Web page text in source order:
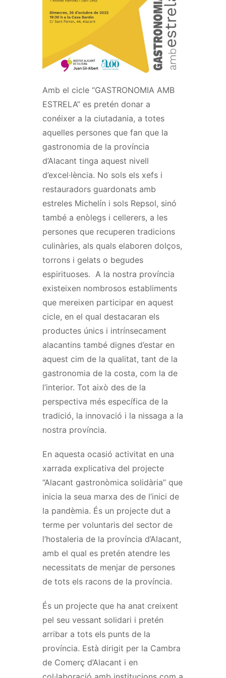
Amb el cicle “GASTRONOMIA AMB
ESTRELA” es pretén donar a
conéixer a la ciutadania, a totes
aquelles persones que fan que la
gastronomia de la província
d’Alacant tinga aquest nivell
d’excel·lència. No sols els xefs i
restauradors guardonats amb
estreles Michelín i sols Repsol, sinó
també a enòlegs i cellerers, a les
persones que recuperen tradicions
culinàries, als quals elaboren dolços,
torrons i gelats o begudes
espirituoses. A la nostra província
existeixen nombrosos establiments
que mereixen participar en aquest
cicle, en el qual destacaran els
productes únics i intrínsecament
alacantins també dignes d’estar en
aquest cim de la qualitat, tant de la
gastronomia de la costa, com la de
l’interior. Tot això des de la
perspectiva més específica de la
tradició, la innovació i la nissaga a la
nostra província.
En aquesta ocasió activitat en una
xarrada explicativa del projecte
“Alacant gastronòmica solidària” que
inicia la seua marxa des de l’inici de
la pandèmia. És un projecte dut a
terme per voluntaris del sector de
l’hostaleria de la província d’Alacant,
amb el qual es pretén atendre les
necessitats de menjar de persones
de tots els racons de la província.
És un projecte que ha anat creixent
pel seu vessant solidari i pretén
arribar a tots els punts de la
província. Està dirigit per la Cambra
de Comerç d’Alacant i en